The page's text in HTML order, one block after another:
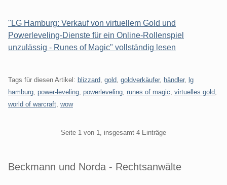
"LG Hamburg: Verkauf von virtuellem Gold und
Powerleveling-Dienste für ein Online-Rollenspiel
unzulässig - Runes of Magic" vollständig lesen
Tags für diesen Artikel: blizzard gold goldverkäufer, händler,
lg
hamburg power-leveling powerleveling runes of magic virtuelles gold
world of warcraft wow
Seite 1 von 1, insgesamt 4 Einträge
Beckmann und Norda - Rechtsanwälte